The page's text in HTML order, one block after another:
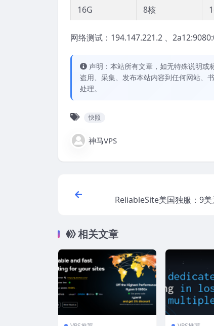
16G
8核
网络测试：194.147.221.2 、
声明：本站所有文章，如无特殊说明或
盗用、采集、发布本站内容到任何网站、
处理。
快照
神马VPS
ReliableSite美国独服：9美
相关文章